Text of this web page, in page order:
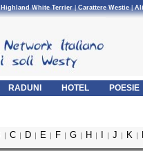
Highland White Terrier|Carattere Westie|
RADUNI HOTEL POESIE
| C | D | E | F | G | H | | J | K |